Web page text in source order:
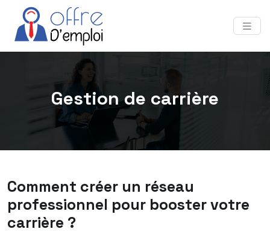
Gestion de carrière
Comment créer un réseau
professionnel pour booster votre
carrière ?